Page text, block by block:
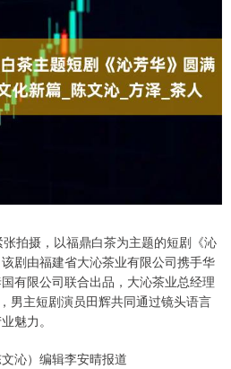
拍摄，以福鼎白茶为主题的短剧《沁
剧由福建省大沁茶业有限公司携手华
有限公司联合出品，大沁茶业总经理
男主短剧演员田辉共同通过镜头语言
魅力。
沁）编辑李安晴报道